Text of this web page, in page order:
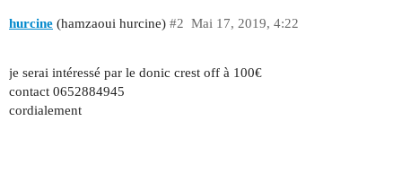
hurcine (hamzaoui hurcine) Mai 17, 2019, 4:22
#2
je serai intéressé par le donic crest off à 100€
contact 0652884945
cordialement